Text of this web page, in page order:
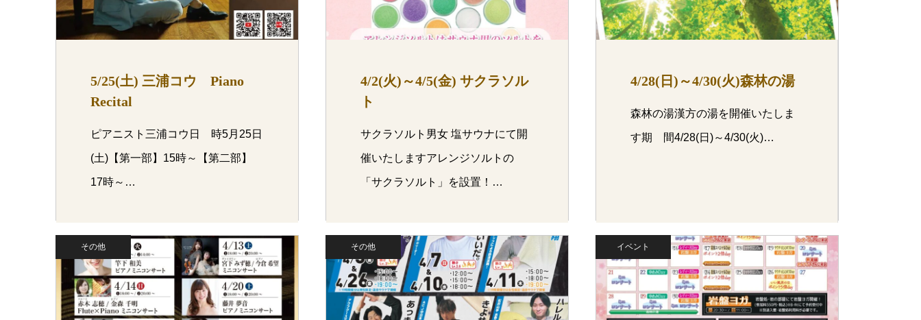
5/25(土) 三浦コウ Piano
Recital
ピアニスト三浦コウ日 時5月25日
(土)【第一部】15時～【第二部】
17時～…
4/2(火)～4/5(金) サクラソル
ト
サクラソルト男女 塩サウナにて開
催いたしますアレンジソルトの
「サクラソルト」を設置！…
4/28(日)～4/30(火)森林の湯
森林の湯漢方の湯を開催いたしま
す期 間4/28(日)～4/30(火)…
その他 その他 イベント